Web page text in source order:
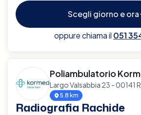
Scegli giorno e ora
oppure chiama il 051
Poliambulatorio
Largo Valsabbia 23 - 00141
5.8 km
Radiografia Rachide